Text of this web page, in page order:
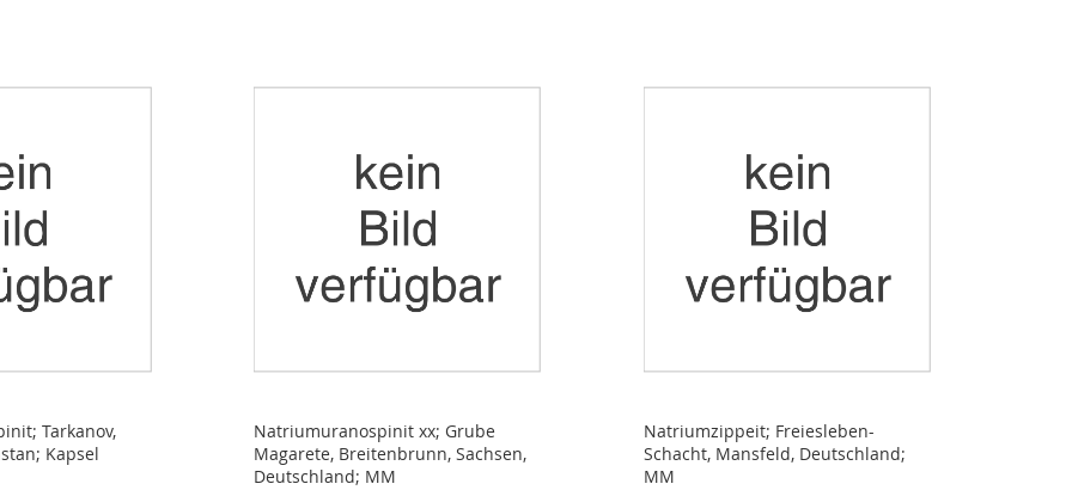
Tarkanov,
Kapsel
Natriumuranospinit xx; Grube
Magarete, Breitenbrunn, Sachsen,
Deutschland; MM
Natriumzippeit; Freiesleben-
Schacht, Mansfeld, Deutschland;
MM